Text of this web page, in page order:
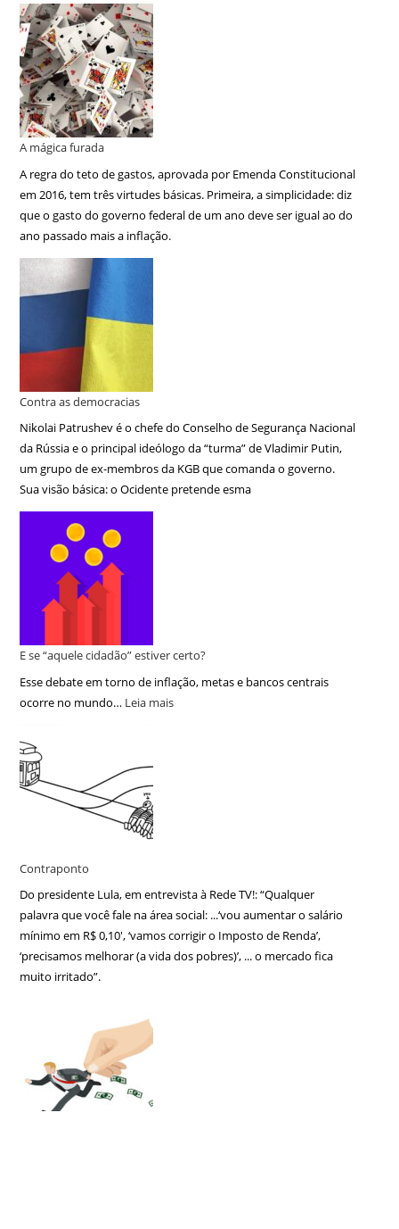
A mágica furada
A regra do teto de gastos, aprovada por Emenda Constitucional
em 2016, tem três virtudes básicas. Primeira, a simplicidade: diz
que o gasto do governo federal de um ano deve ser igual ao do
ano passado mais a inflação.
Contra as democracias
Nikolai Patrushev é o chefe do Conselho de Segurança Nacional
da Rússia e o principal ideólogo da “turma” de Vladimir Putin,
um grupo de ex-membros da KGB que comanda o governo.
Sua visão básica: o Ocidente pretende esma
E se “aquele cidadão” estiver certo?
Esse debate em torno de inflação, metas e bancos centrais
ocorre no mundo… Leia mais
Contraponto
Do presidente Lula, em entrevista à Rede TV!: “Qualquer
palavra que você fale na área social: ...‘vou aumentar o salário
mínimo em R$ 0,10′, ‘vamos corrigir o Imposto de Renda’,
‘precisamos melhorar (a vida dos pobres)’, ... o mercado fica
muito irritado”.